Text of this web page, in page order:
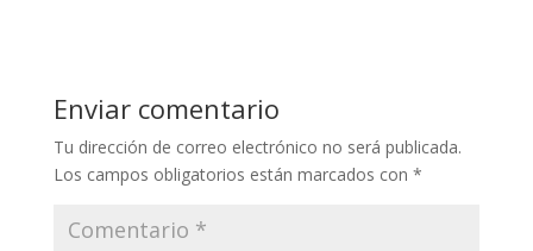
Enviar comentario
Tu dirección de correo electrónico no será publicada.
Los campos obligatorios están marcados con *